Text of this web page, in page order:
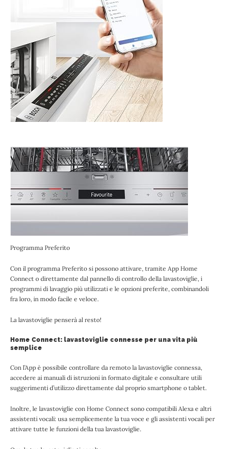
Programma Preferito
Con il programma Preferito si possono attivare, tramite App Home
Connect o direttamente dal pannello di controllo della lavastoviglie, i
programmi di lavaggio più utilizzati e le opzioni preferite, combinandoli
fra loro, in modo facile e veloce.
La lavastoviglie penserà al resto!
Home Connect: lavastoviglie connesse per una vita più
semplice
Con l’App è possibile controllare da remoto la lavastoviglie connessa,
accedere ai manuali di istruzioni in formato digitale e consultare utili
suggerimenti d’utilizzo direttamente dal proprio smartphone o tablet.
Inoltre, le lavastoviglie con Home Connect sono compatibili Alexa e altri
assistenti vocali: usa semplicemente la tua voce e gli assistenti vocali per
attivare tutte le funzioni della tua lavastoviglie.